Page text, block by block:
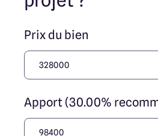
Prix du bien
Apport (30.00%